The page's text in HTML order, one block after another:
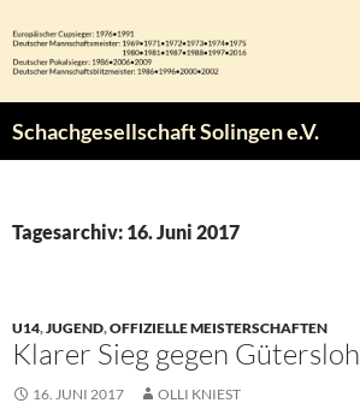
Inhalt
springen
Schachgesellschaft Solingen e.V.
Tagesarchiv: 16. Juni 2017
U14,JUGEND,OFFIZIELLE MEISTERSCHAFTEN
Klarer Sieg gegen Gütersloh
16. JUNI 2017 OLLI KNIEST